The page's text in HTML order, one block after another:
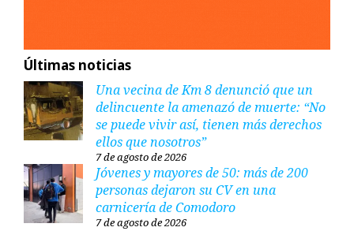
Últimas noticias
Una vecina de Km 8 denunció que un
delincuente la amenazó de muerte: “No
se puede vivir así, tienen más derechos
ellos que nosotros”
7 de agosto de 2026
Jóvenes y mayores de 50: más de 200
personas dejaron su CV en una
carnicería de Comodoro
7 de agosto de 2026